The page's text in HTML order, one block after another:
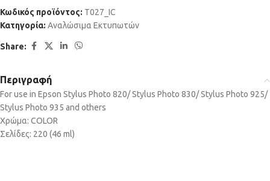
Κωδικός προϊόντος: T027_IC
Κατηγορία: Αναλώσιμα Εκτυπωτών
Share:
Περιγραφή
For use in Epson Stylus Photo 820/ Stylus Photo 830/ Stylus Photo 925/
Stylus Photo 935 and others
Χρώμα: COLOR
Σελίδες: 220 (46 ml)